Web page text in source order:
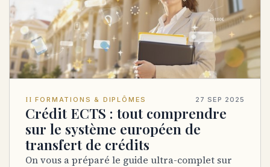
II FORMATIONS & DIPLÔMES 27 SEP 2025
Crédit ECTS : tout comprendre
sur le système européen de
transfert de crédits
On vous a préparé le guide ultra-complet sur